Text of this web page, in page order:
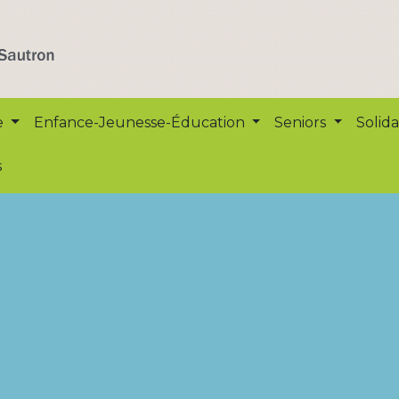
Enfance-Jeunesse-Éducation Seniors